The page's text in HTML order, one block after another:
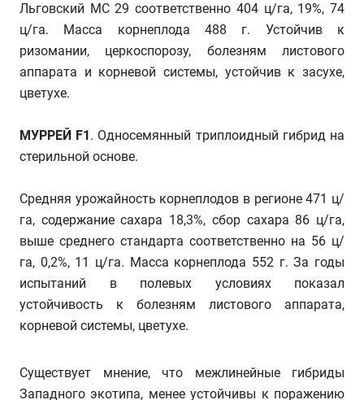
Льговский МС 29 соответственно 404 ц/га, 19%, 74
ц/га. Масса корнеплода 488 г. Устойчив к
ризомании, церкоспорозу, болезням листового
аппарата и корневой системы, устойчив к засухе,
цветухе.
МУРРЕЙ F1. Односемянный триплоидный гибрид на
стерильной основе.
Средняя урожайность корнеплодов в регионе 471 ц/
га, содержание сахара 18,3%, сбор сахара 86 ц/га,
выше среднего стандарта соответственно на 56 ц/
га, 0,2%, 11 ц/га. Масса корнеплода 552 г. За годы
испытаний в полевых условиях показал
устойчивость к болезням листового аппарата,
корневой системы, цветухе.
Существует мнение, что межлинейные гибриды
Западного экотипа, менее устойчивы к поражению